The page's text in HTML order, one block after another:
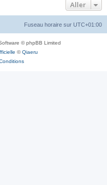
Aller
Fuseau horaire sur UTC+01:00
© phpBB Limited
©Qiaeru